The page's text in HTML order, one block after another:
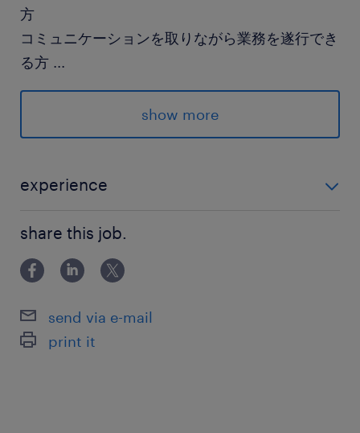
方
コミュニケーションを取りながら業務を遂行でき
る方 ...
【歓迎要件】
事務職の経験がある方
健康保険,厚生年金保険,雇用保険,労災保険
待遇・福利厚生
制度／持家割引、従業員持株会、団体扱傷害保
険、従業員持投資口会、グループ保険
確定拠出年金（DC）
福利厚生参考
show more
experience
出来る方 コミュニケーションを取りながら業務を遂行
できる方 【歓迎要件】 事務職の経験がある方
share this job.
send via e-mail
print it